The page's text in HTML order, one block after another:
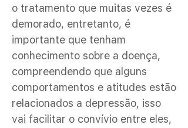
o tratamento que muitas vezes é
demorado, entretanto, é
importante que tenham
conhecimento sobre a doença,
compreendendo que alguns
comportamentos e atitudes estão
relacionados a depressão, isso
vai facilitar o convívio entre eles,